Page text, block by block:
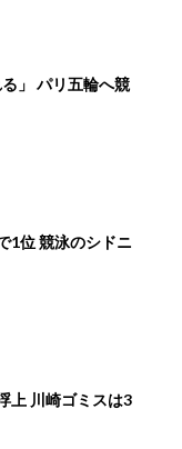
」 パリ五輪へ競
1位 競泳のシドニ
上 川崎ゴミスは3